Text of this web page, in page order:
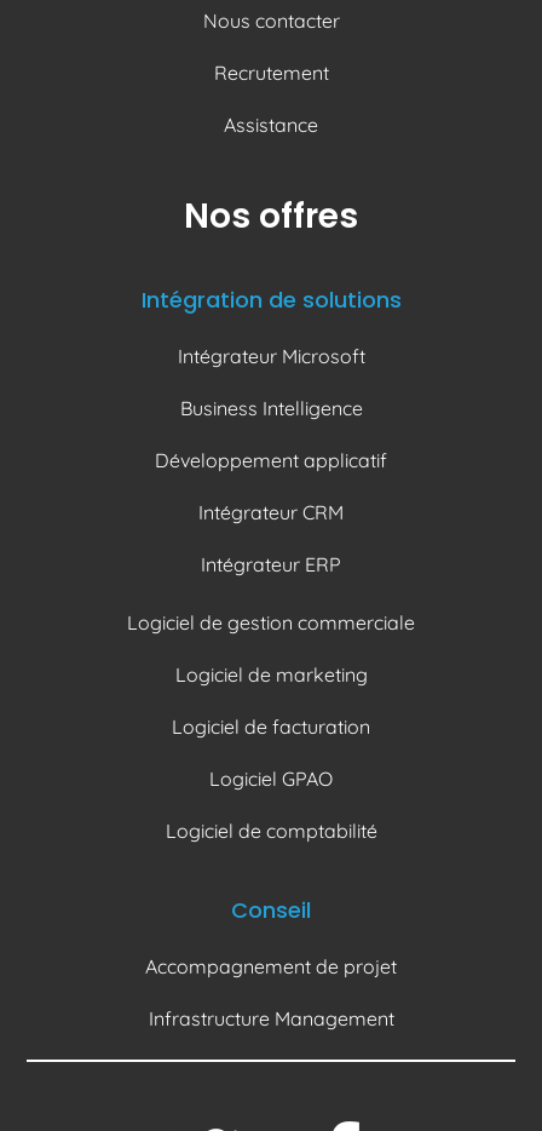
Nous contacter
Recrutement
Assistance
Nos offres
Intégration de solutions
Intégrateur Microsoft
Business Intelligence
Développement applicatif
Intégrateur CRM
Intégrateur ERP
Logiciel de gestion commerciale
Logiciel de marketing
Logiciel de facturation
Logiciel GPAO
Logiciel de comptabilité
Conseil
Accompagnement de projet
Infrastructure Management